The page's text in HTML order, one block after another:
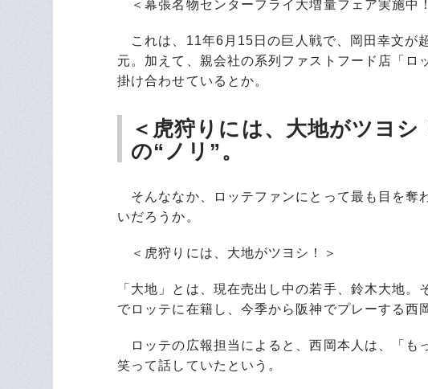
＜幕張名物センターフライ大増量フェア実施中
これは、11年6月15日の巨人戦で、岡田幸文が
元。加えて、親会社の系列ファストフード店「ロ
掛け合わせているとか。
＜虎狩りには、大地がツヨ
の“ノリ”。
そんななか、ロッテファンにとって最も目を奪
いだろうか。
＜虎狩りには、大地がツヨシ！＞
「大地」とは、現在売出し中の若手、鈴木大地
でロッテに在籍し、今季から阪神でプレーする西
ロッテの広報担当によると、西岡本人は、「も
笑って話していたという。